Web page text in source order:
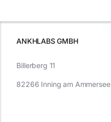
müssen
ANKHLABS GMBH
Billerberg 11
82266 Inning am Ammersee